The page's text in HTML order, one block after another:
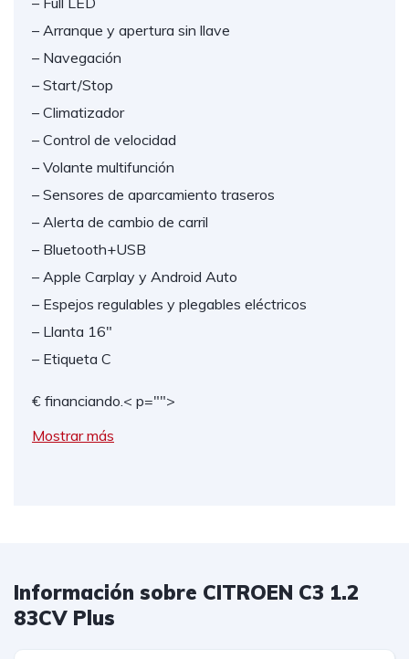
– Arranque y apertura sin llave
– Navegación
– Start/Stop
– Climatizador
– Control de velocidad
– Volante multifunción
– Sensores de aparcamiento traseros
– Alerta de cambio de carril
– Bluetooth+USB
– Apple Carplay y Android Auto
– Espejos regulables y plegables eléctricos
– Llanta 16"
– Etiqueta C
€ financiando.< p="">
Mostrar más
Información sobre CITROEN C3 1.2
83CV Plus